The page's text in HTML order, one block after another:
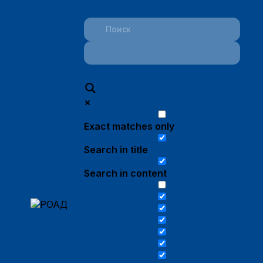
Exact matches only
Search in title
Search in content